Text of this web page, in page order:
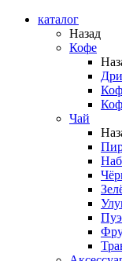
каталог
Назад
Кофе
Чай